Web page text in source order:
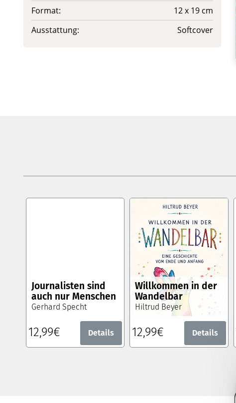
Format:
12 x 19 cm
Ausstattung:
Softcover
Journalisten sind
auch nur Menschen
Gerhard Specht
12,99€ Details
Willkommen in der
Wandelbar
Hiltrud Beyer
12,99€ Details